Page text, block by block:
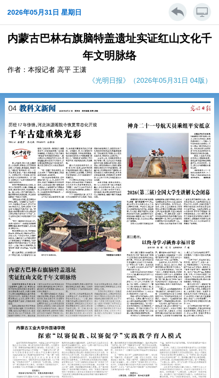
2026年05月31日 星期日
内蒙古巴林右旗脑特盖遗址实证红山文化千
年文明脉络
作者：本报记者 高平 王潇
《光明日报》（2026年05月31日 04版）